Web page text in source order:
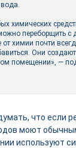
химических
переборщить с
химии почти
Они
помещении», —
что если
моют
используют